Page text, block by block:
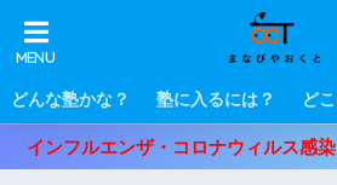
どんな塾かな？ 塾に入るには？ ど
インフルエンザ・コロナウィルス感染